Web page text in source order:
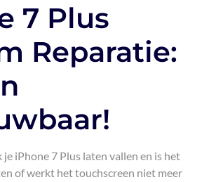
7 Plus
Reparatie:
je iPhone 7 Plus laten vallen en is het
of werkt het touchscreen niet meer